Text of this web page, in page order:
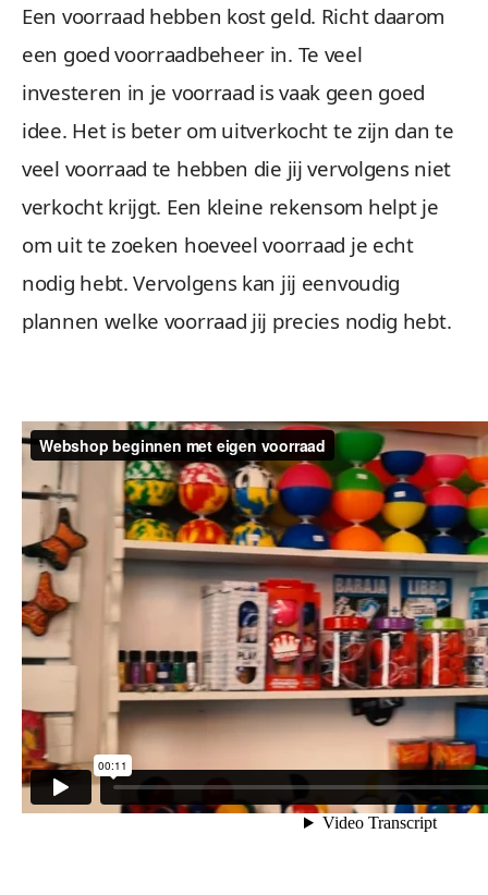
Een voorraad hebben kost geld. Richt daarom
een goed voorraadbeheer in. Te veel
investeren in je voorraad is vaak geen goed
idee. Het is beter om uitverkocht te zijn dan te
veel voorraad te hebben die jij vervolgens niet
verkocht krijgt. Een kleine rekensom helpt je
om uit te zoeken hoeveel voorraad je echt
nodig hebt. Vervolgens kan jij eenvoudig
plannen welke voorraad jij precies nodig hebt.